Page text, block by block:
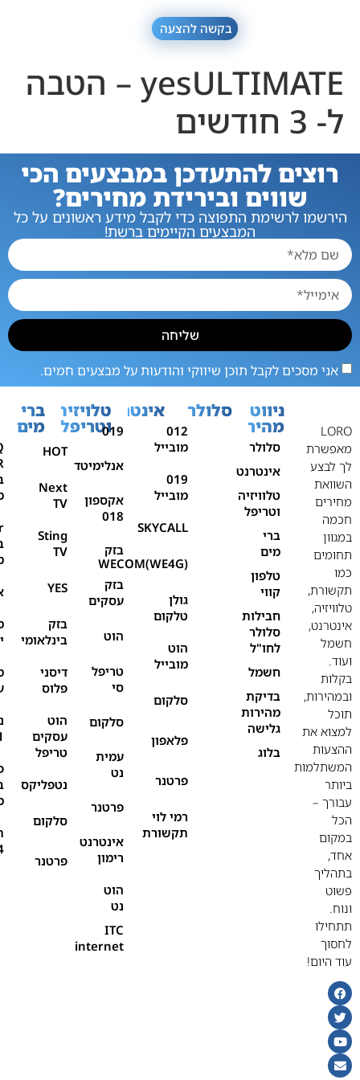
בקשה להצעה
yesULTIMATE – הטבה
ל- 3 חודשים
רוצים להתעדכן במבצעים הכי
שווים ובירידת מחירים?
הירשמו לרשימת התפוצה כדי לקבל מידע ראשונים על כל
המבצעים הקיימים ברשת!
אני מסכים לקבל תוכן שיווקי והודעות על מבצעים חמים.
שליחה
LORO
מאפשרת
לך לבצע
השוואת
מחירים
חכמה
במגוון
תחומים
כמו
תקשורת,
טלוויזיה,
אינטרנט,
חשמל
ועוד.
בקלות
ובמהירות,
תוכל
למצוא את
ההצעות
המשתלמות
ביותר
עבורך –
הכל
במקום
אחד,
בתהליך
פשוט
ונוח.
תתחילו
לחסוך
עוד היום!
ניווט
מהיר
סלולר
אינטרנט
טלוויזיה
וטריפל
ברי
מים
טלפון
קווי
חבילות
סלולר
לחו"ל
חשמל
בדיקת
מהירות
גלישה
בלוג
סלולר
012
מובייל
019
מובייל
SKYCALL
WECOM(WE4G)
גולן
טלקום
הוט
מובייל
סלקום
פלאפון
פרטנר
רמי לוי
תקשורת
אינטרנט
019
אנלימיטד
אקספון
018
בזק
בזק
עסקים
הוט
טריפל
סי
סלקום
עמית
נט
פרטנר
אינטרנט
רימון
הוט
נט
ITC
internet
טלויזיה
וטריפל
HOT
Next
TV
Sting
TV
YES
בזק
בינלאומי
דיסני
פלוס
הוט
עסקים
טריפל
נטפליקס
סלקום
פרטנר
ברי
מים